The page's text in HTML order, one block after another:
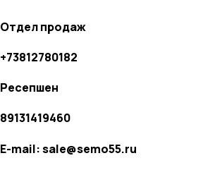
Отдел продаж
+73812780182
Ресепшен
89131419460
E-mail: sale@semo55.ru